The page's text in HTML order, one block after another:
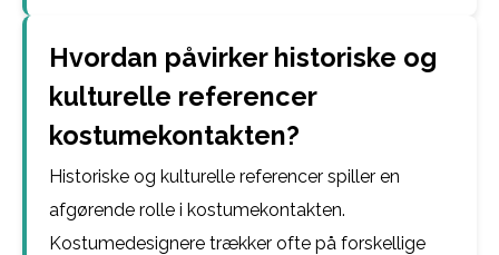
Hvordan påvirker historiske og
kulturelle referencer
kostumekontakten?
Historiske og kulturelle referencer spiller en
afgørende rolle i kostumekontakten.
Kostumedesignere trækker ofte på forskellige